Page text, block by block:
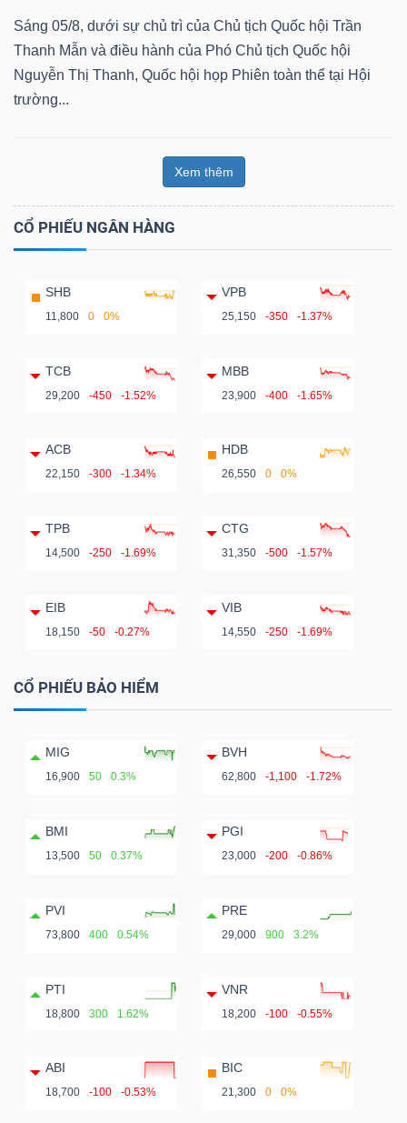
Sáng 05/8, dưới sự chủ trì của Chủ tịch Quốc hội Trần
Thanh Mẫn và điều hành của Phó Chủ tịch Quốc hội
Nguyễn Thị Thanh, Quốc hội họp Phiên toàn thể tại Hội
trường...
Xem thêm
CỔ PHIẾU NGÂN HÀNG
SHB
11,800 0 0%
VPB
25,150 -350 -1.37%
TCB
29,200 -450 -1.52%
MBB
23,900 -400 -1.65%
ACB
22,150 -300 -1.34%
HDB
26,550 0 0%
TPB
14,500 -250 -1.69%
CTG
31,350 -500 -1.57%
EIB
18,150 -50 -0.27%
VIB
14,550 -250 -1.69%
CỔ PHIẾU BẢO HIỂM
MIG
16,900 50 0.3%
BVH
62,800 -1,100 -1.72%
BMI
13,500 50 0.37%
PGI
23,000 -200 -0.86%
PVI
73,800 400 0.54%
PRE
29,000 900 3.2%
PTI
18,800 300 1.62%
VNR
18,200 -100 -0.55%
ABI
18,700 -100 -0.53%
BIC
21,300 0 0%